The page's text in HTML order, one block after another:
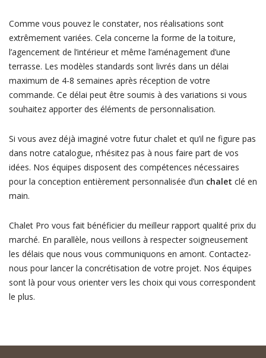
Comme vous pouvez le constater, nos réalisations sont
extrêmement variées. Cela concerne la forme de la toiture,
l’agencement de l’intérieur et même l’aménagement d’une
terrasse. Les modèles standards sont livrés dans un délai
maximum de 4-8 semaines après réception de votre
commande. Ce délai peut être soumis à des variations si vous
souhaitez apporter des éléments de personnalisation.
Si vous avez déjà imaginé votre futur chalet et qu’il ne figure pas
dans notre catalogue, n’hésitez pas à nous faire part de vos
idées. Nos équipes disposent des compétences nécessaires
pour la conception entièrement personnalisée d’un chalet clé en
main.
Chalet Pro vous fait bénéficier du meilleur rapport qualité prix du
marché. En parallèle, nous veillons à respecter soigneusement
les délais que nous vous communiquons en amont. Contactez-
nous pour lancer la concrétisation de votre projet. Nos équipes
sont là pour vous orienter vers les choix qui vous correspondent
le plus.